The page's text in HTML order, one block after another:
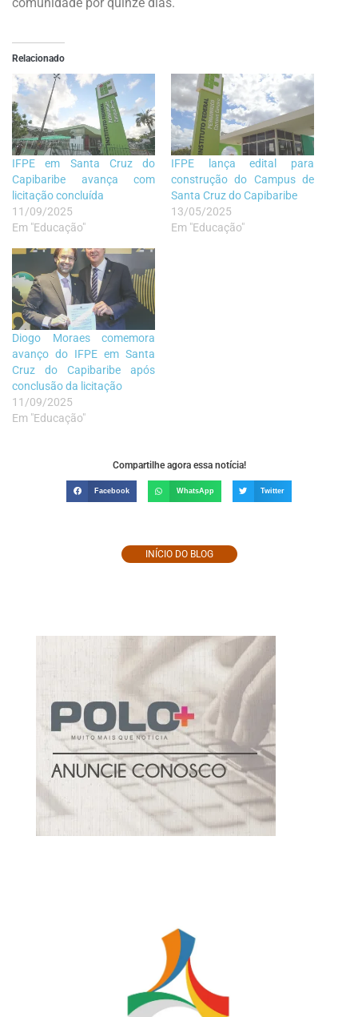
Relacionado
IFPE em Santa Cruz do
Capibaribe avança com
licitação concluída
11/09/2025
Em "Educação"
IFPE lança edital para
construção do Campus de
Santa Cruz do Capibaribe
13/05/2025
Em "Educação"
Diogo Moraes comemora
avanço do IFPE em Santa
Cruz do Capibaribe após
conclusão da licitação
11/09/2025
Em "Educação"
Compartilhe agora essa notícia!
Facebook WhatsApp Twitter
INÍCIO DO BLOG